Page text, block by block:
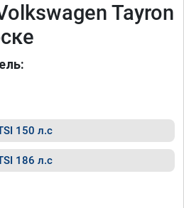
Tayron
150 л.с
186 л.с